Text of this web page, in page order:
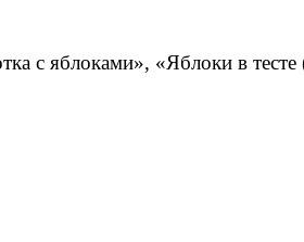
с яблоками», «Яблоки в тесте